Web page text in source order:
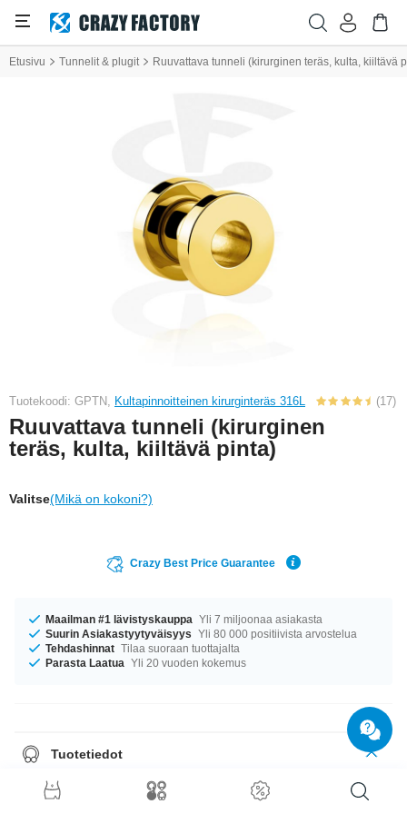
Etusivu Tunnelit & plugit Ruuvattava tunneli (kirurginen teräs, kulta, kiiltävä
Tuotekoodi: GPTN, Kultapinnoitteinen kirurginteräs 316L (17)
Ruuvattava tunneli (kirurginen
teräs, kulta, kiiltävä pinta)
Valitse(Mikä on kokoni?)
Crazy Best Price Guarantee
Maailman #1 lävistyskauppa Yli 7 miljoonaa asiakasta
Suurin Asiakastyytyväisyys Yli 80 000 positiivista arvostelua
Tehdashinnat Tilaa suoraan tuottajalta
Parasta Laatua Yli 20 vuoden kokemus
Tuotetiedot
Flesh-tunneli kullattua kirurginterästä. Irroitettava takaosa helpottaa korun
asettamista paikalleen.